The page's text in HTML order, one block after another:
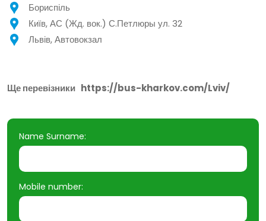
Бориспіль
Київ, АС (Жд. вок.) С.Петлюры ул. 32
Львів, Автовокзал
Ще перевізники https://bus-kharkov.com/Lviv/
Name Surname:
Mobile number: